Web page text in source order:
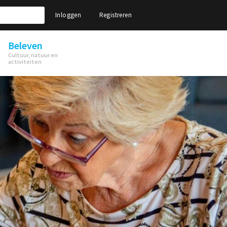
Inloggen Registreren
Beleven
Cultuur, natuur en
activiteiten